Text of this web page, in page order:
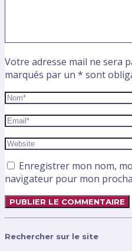
Votre adresse mail ne sera
marqués par un * sont
Enregistrer mon nom,
navigateur pour mon
Rechercher sur le site